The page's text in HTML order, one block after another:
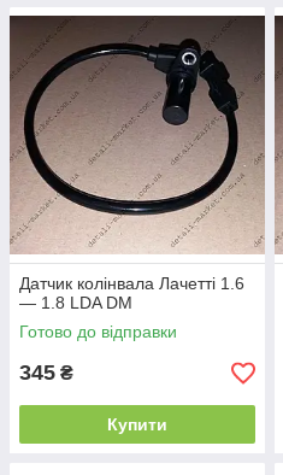
Датчик колінвала Лачетті 1.6
— 1.8 LDA DM
Готово до відправки
345 ₴
Купити